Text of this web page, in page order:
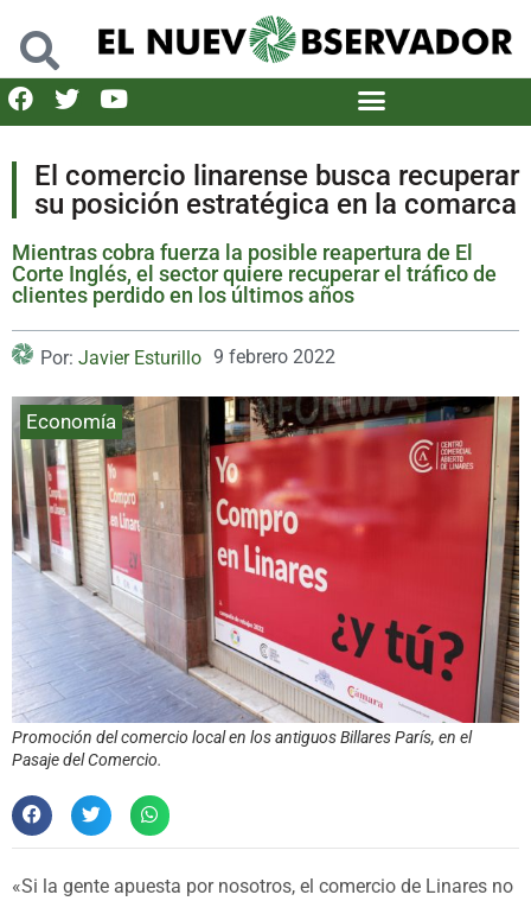
El comercio linarense busca recuperar
su posición estratégica en la comarca
Mientras cobra fuerza la posible reapertura de El
Corte Inglés, el sector quiere recuperar el tráfico de
clientes perdido en los últimos años
Por: Javier Esturillo 9 febrero 2022
Economía
Promoción del comercio local en los antiguos Billares París, en el
Pasaje del Comercio.
«Si la gente apuesta por nosotros, el comercio de Linares no